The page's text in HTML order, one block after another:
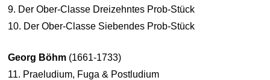
9. Der Ober-Classe Dreizehntes Prob-Stück
10. Der Ober-Classe Siebendes Prob-Stück
Georg Böhm (1661-1733)
11. Praeludium, Fuga & Postludium